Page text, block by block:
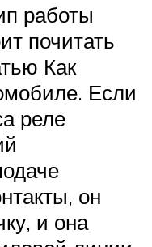
работы
почитать
Как
Если
реле
он
и она